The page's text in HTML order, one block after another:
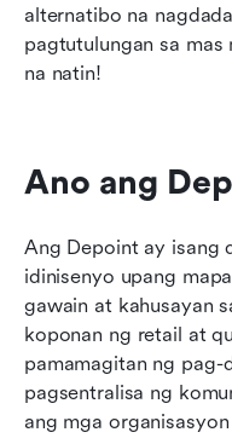
alternatibo na
pagtutulungan sa mas
na natin!
Ano ang
Ang Depoint ay isang
idinisenyo upang
gawain at kahusayan
koponan ng retail at
pamamagitan ng
pagsentralisa ng
ang mga